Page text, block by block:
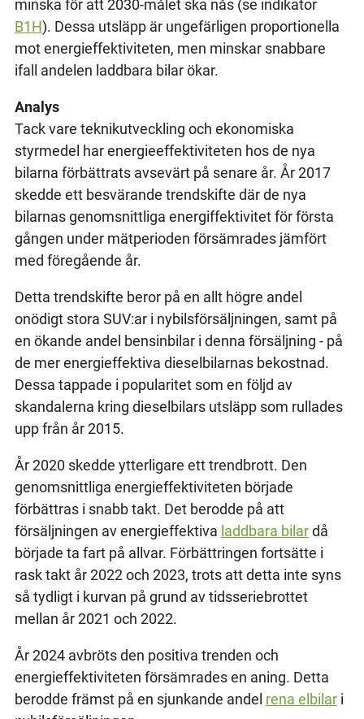
minska för att 2030-målet ska nås (se indikator
B1H). Dessa utsläpp är ungefärligen proportionella
mot energieffektiviteten, men minskar snabbare
ifall andelen laddbara bilar ökar.
Analys
Tack vare teknikutveckling och ekonomiska
styrmedel har energieeffektiviteten hos de nya
bilarna förbättrats avsevärt på senare år. År 2017
skedde ett besvärande trendskifte där de nya
bilarnas genomsnittliga energiffektivitet för första
gången under mätperioden försämrades jämfört
med föregående år.
Detta trendskifte beror på en allt högre andel
onödigt stora SUV:ar i nybilsförsäljningen, samt på
en ökande andel bensinbilar i denna försäljning - på
de mer energieffektiva dieselbilarnas bekostnad.
Dessa tappade i popularitet som en följd av
skandalerna kring dieselbilars utsläpp som rullades
upp från år 2015.
År 2020 skedde ytterligare ett trendbrott. Den
genomsnittliga energieffektiviteten började
förbättras i snabb takt. Det berodde på att
försäljningen av energieffektiva laddbara bilardå
började ta fart på allvar. Förbättringen fortsätte i
rask takt år 2022 och 2023, trots att detta inte syns
så tydligt i kurvan på grund av tidsseriebrottet
mellan år 2021 och 2022.
År 2024 avbröts den positiva trenden och
energieffektiviteten försämrades en aning. Detta
berodde främst på en sjunkande andel rena elbilari